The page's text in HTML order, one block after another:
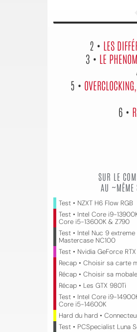
2 • LES
3 • LE
5 •
6 •
SUR LE
AU ~MÊME
Test • NZXT H6 Flow RGB
Test • Intel Core i9-
Core i5-13600K & Z790
Test • Intel Nuc 9
Mastercase NC100
Test • Nvidia GeForce
Recap • Choisir sa carte
Récap • Choisir sa
Récap • Les GTX 980Ti
Test • Intel Core i9-
Core i5-14600K
Hard du hard •
Test • PCSpecialist Luna